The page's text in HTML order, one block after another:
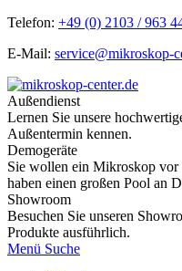
Telefon: +49 (0) 2103 / 963
E-Mail: service@mikroskop-
Außendienst
Lernen Sie unsere
Außentermin kennen.
Demogeräte
Sie wollen ein Mikroskop
haben einen großen Pool an
Showroom
Besuchen Sie unseren
Produkte ausführlich.
Menü Suche